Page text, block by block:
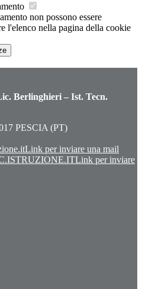
non possono essere
l'elenco nella pagina della cookie
Berlinghieri – Ist. Tecn.
PESCIA (PT)
Link per inviare una mail
Link per inviare